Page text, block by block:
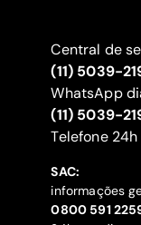
Central de
(11) 5039-
WhatsApp
(11) 5039-
‍Telefone
SAC:
informações
‍0800 591